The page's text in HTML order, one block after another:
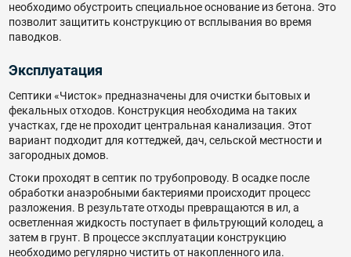
необходимо обустроить специальное основание из бетона. Это
позволит защитить конструкцию от всплывания во время
паводков.
Эксплуатация
Септики «Чисток» предназначены для очистки бытовых и
фекальных отходов. Конструкция необходима на таких
участках, где не проходит центральная канализация. Этот
вариант подходит для коттеджей, дач, сельской местности и
загородных домов.
Стоки проходят в септик по трубопроводу. В осадке после
обработки анаэробными бактериями происходит процесс
разложения. В результате отходы превращаются в ил, а
осветленная жидкость поступает в фильтрующий колодец, а
затем в грунт. В процессе эксплуатации конструкцию
необходимо регулярно чистить от накопленного ила.